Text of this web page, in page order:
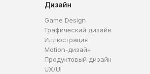
Дизайн
Game Design
Графический дизайн
Иллюстрация
Motion-дизайн
Продуктовый дизайн
UX/UI